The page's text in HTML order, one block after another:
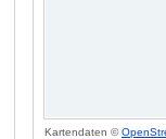
Kartendaten ©